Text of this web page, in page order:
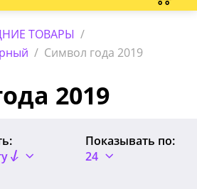
ТОВАРЫ /
/ Символ года 2019
2019
Показывать по:
24